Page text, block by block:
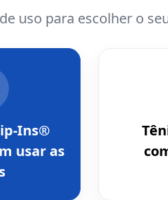
uso para escolher o
Ins®
usar as